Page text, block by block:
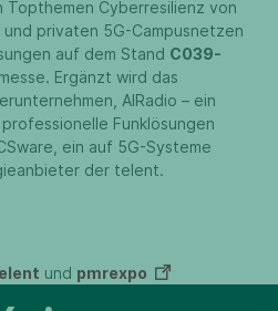
Topthemen Cyberresilienz von
privaten 5G-Campusnetzen
auf dem Stand C039-
Ergänzt wird das
AIRadio – ein
Funklösungen
ein auf 5G-Systeme
der telent.
und pmrexpo